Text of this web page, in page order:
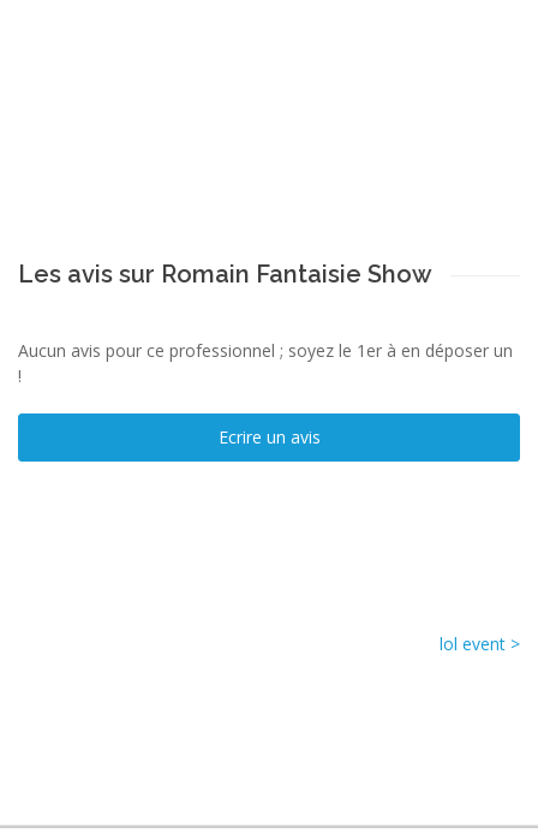
Les avis sur Romain Fantaisie Show
Aucun avis pour ce professionnel ; soyez le 1er à en déposer un
!
Ecrire un avis
lol event >